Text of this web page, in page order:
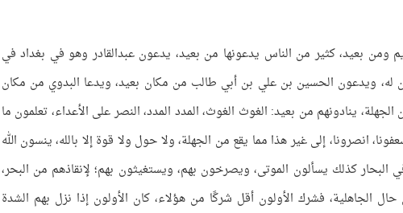
ومن بعيد، كثير من الناس يدعونها من بعيد، يدعون عبدالقادر وهو في بغداد في
له، ويدعون الحسين بن علي بن أبي طالب من مكان بعيد، ويدعا البدوي من مكان
ينادونهم من بعيد: الغوث الغوث، المدد المدد، النصر على الأعداء، تعلمون ما
انصرونا، إلى غير هذا مما يقع من الجهلة، ولا حول ولا قوة إلا بالله، ينسون الله
البحار كذلك يسألون الموتى، ويصرخون بهم، ويستغيثون بهم؛ لإنقاذهم من البحر،
حال الجاهلية، فشرك الأولون أقل شركًا من هؤلاء، كان الأولون إذا نزل بهم الشدة